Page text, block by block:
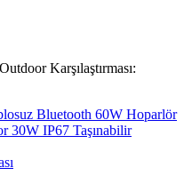
Karşılaştırması:
Bluetooth 60W Hoparlör
30W IP67 Taşınabilir